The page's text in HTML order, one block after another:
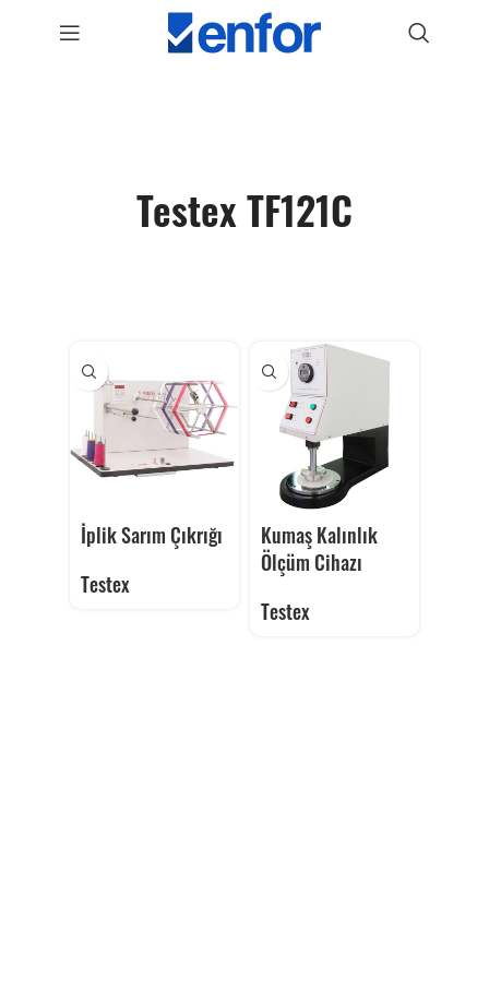
Testex TF121C
İplik Sarım Çıkrığı
Testex
Kumaş Kalınlık
Ölçüm Cihazı
Testex